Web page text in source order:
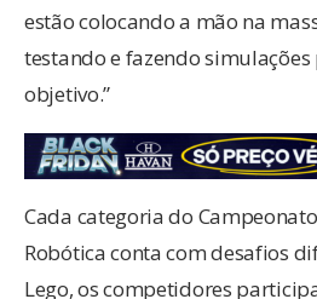
estão colocando a mão na
testando e fazendo
objetivo.”
Cada categoria do
Robótica conta com desafios
Lego, os competidores